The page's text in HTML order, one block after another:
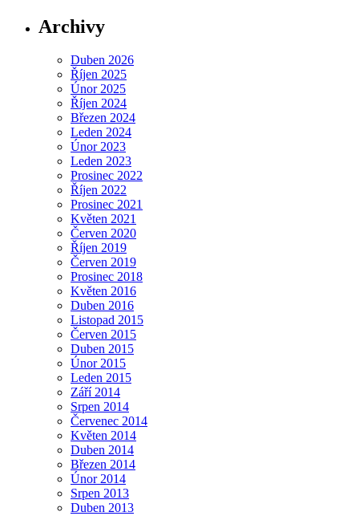
Archivy
Duben 2026
Říjen 2025
Únor 2025
Říjen 2024
Březen 2024
Leden 2024
Únor 2023
Leden 2023
Prosinec 2022
Říjen 2022
Prosinec 2021
Květen 2021
Červen 2020
Říjen 2019
Červen 2019
Prosinec 2018
Květen 2016
Duben 2016
Listopad 2015
Červen 2015
Duben 2015
Únor 2015
Leden 2015
Září 2014
Srpen 2014
Červenec 2014
Květen 2014
Duben 2014
Březen 2014
Únor 2014
Srpen 2013
Duben 2013